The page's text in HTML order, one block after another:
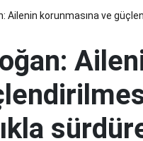
Ailenin korunmasına ve